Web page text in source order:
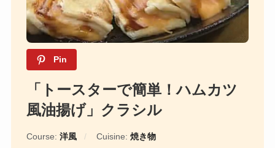
Pin
「トースターで簡単！ハムカツ
風油揚げ」クラシル
Course: 洋風 Cuisine: 焼き物